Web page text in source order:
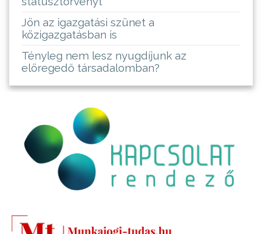
Jön az igazgatási szünet a
közigazgatásban is
Tényleg nem lesz nyugdíjunk az
elöregedő társadalomban?